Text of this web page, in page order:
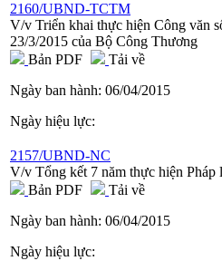
2160/UBND-TCTM
V/v Triển khai thực hiện Công văn
23/3/2015 của Bộ Công Thương
Bản PDF
Tải về
Ngày ban hành: 06/04/2015
Ngày hiệu lực:
2157/UBND-NC
V/v Tổng kết 7 năm thực hiện Pháp
Bản PDF
Tải về
Ngày ban hành: 06/04/2015
Ngày hiệu lực: